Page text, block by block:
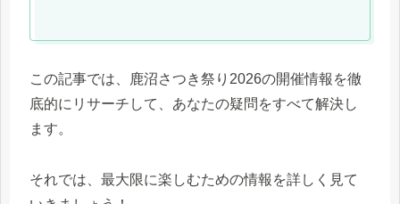
この記事では、鹿沼さつき祭り2026の開催情報を徹
底的にリサーチして、あなたの疑問をすべて解決し
ます。
それでは、最大限に楽しむための情報を詳しく見て